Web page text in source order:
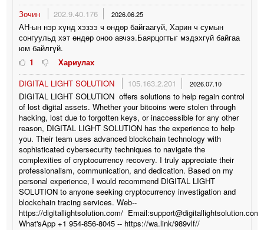
Зочин
202.9.40.176 2026.06.25
АН-ын нэр хүнд хэзээ ч өндөр байгаагүй, Харин ч сумын
сонгуульд хэт өндөр оноо авчээ.Баярцогтыг мэдэхгүй байгаа
юм байлгүй.
1
Хариулах
DIGITAL LIGHT SOLUTION
105.163.2.201 2026.07.10
DIGITAL LIGHT SOLUTION offers solutions to help regain control
of lost digital assets. Whether your bitcoins were stolen through
hacking, lost due to forgotten keys, or inaccessible for any other
reason, DIGITAL LIGHT SOLUTION has the experience to help
you. Their team uses advanced blockchain technology with
sophisticated cybersecurity techniques to navigate the
complexities of cryptocurrency recovery. I truly appreciate their
professionalism, communication, and dedication. Based on my
personal experience, I would recommend DIGITAL LIGHT
SOLUTION to anyone seeking cryptocurrency investigation and
blockchain tracing services. Web--
https://digitallightsolution.com/ Email:support@digitallightsolution.com/
What'sApp +1 954-856-8045 -- https://wa.link/989vlf//